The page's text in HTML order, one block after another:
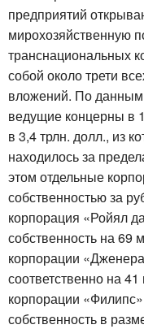
предприятий
мирохозяйственную
транснациональных
собой около трети
вложений. По
ведущие концерны в
в 3,4 трлн. долл., из
находилось за
этом отдельные
собственностью за
корпорация «Ройял
собственность на 69
корпорации
соответственно на
корпорации
собственность в